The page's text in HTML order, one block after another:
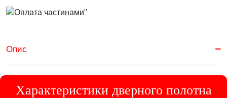
Опис
Характеристики дверного полотна